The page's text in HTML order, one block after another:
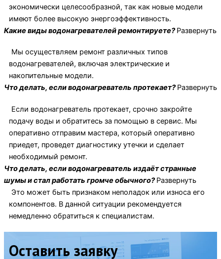
экономически целесообразной, так как новые модели
имеют более высокую энергоэффективность.
Какие виды водонагревателей ремонтируете?Развернуть
Мы осуществляем ремонт различных типов
водонагревателей, включая электрические и
накопительные модели.
Что делать, если водонагреватель протекает?Развернуть
Если водонагреватель протекает, срочно закройте
подачу воды и обратитесь за помощью в сервис. Мы
оперативно отправим мастера, который оперативно
приедет, проведет диагностику утечки и сделает
необходимый ремонт.
Что делать, если водонагреватель издаёт странные
шумы и стал работать громче обычного?Развернуть
Это может быть признаком неполадок или износа его
компонентов. В данной ситуации рекомендуется
немедленно обратиться к специалистам.
Оставить заявку